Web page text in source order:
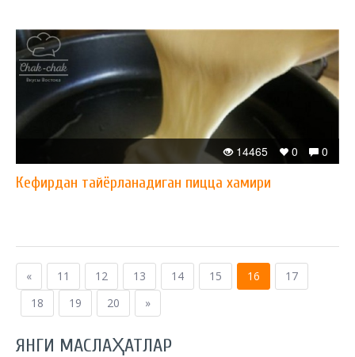
0
0
14465
Кефирдан тайёрланадиган пицца хамири
« 11 12 13 14 15 16
17
18
19 20 »
ЯНГИ МАСЛАҲАТЛАР